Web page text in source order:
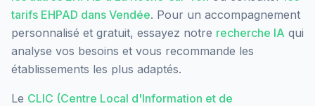
tarifs EHPAD dans Vendée. Pour un accompagnement
personnalisé et gratuit, essayez notre recherche IA qui
analyse vos besoins et vous recommande les
établissements les plus adaptés.
Le CLIC (Centre Local d'Information et de